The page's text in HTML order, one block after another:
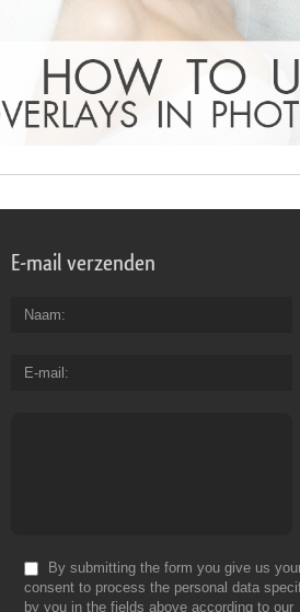
E-mail verzenden
Naam
E-mail
By submitting the form you give us
consent to process the personal data
by you in the fields above according to our